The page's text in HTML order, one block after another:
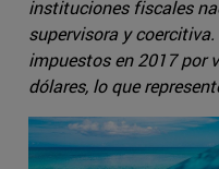
instituciones fiscales
supervisora y
impuestos en 2017 por
dólares, lo que